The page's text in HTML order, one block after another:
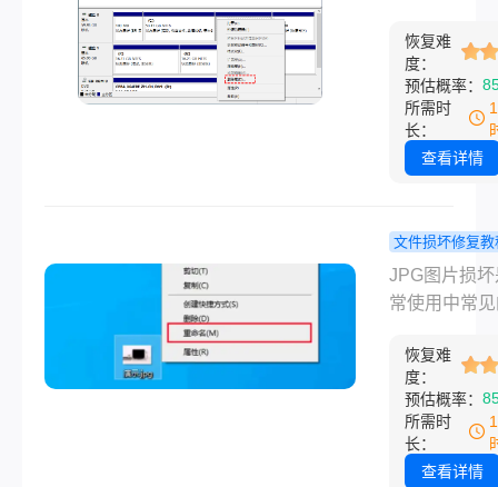
统卡顿、软
更新等问题
理垃圾文件
缓解时，扩
必要选择。
细介绍6种安
方案，助你
别C盘“红盘
恢复难
度：
预估概率：
所需时
长：
查看详情
文件损坏修复教
jpg图片已
么修复？常
JPG图片损
常使用中常
无法打开、
糊、出现马
完全空白。
图片已损坏
复呢？以下
恢复难
度：
预估概率：
所需时
长：
查看详情